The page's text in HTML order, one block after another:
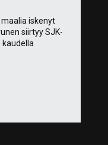
iskenyt
siirtyy SJK-
kaudella